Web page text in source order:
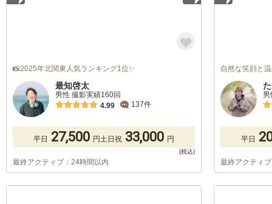
📸2025年北関東人気ランキング1位✨
最知啓太
男性 撮影実績160回
4.99
137件
平日 27,500 円土日祝 33,000 円
最終アクティブ：24時間以内
自然な笑顔と
平日
最終アクティ